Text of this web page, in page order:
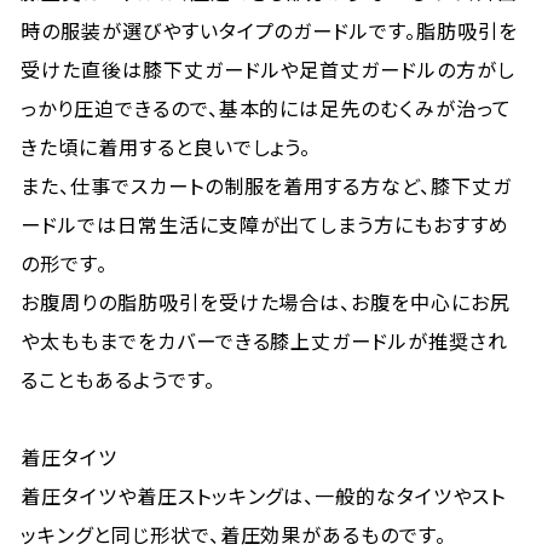
時の服装が選びやすいタイプのガードルです。脂肪吸引を
受けた直後は膝下丈ガードルや足首丈ガードルの方がし
っかり圧迫できるので、基本的には足先のむくみが治って
きた頃に着用すると良いでしょう。
また、仕事でスカートの制服を着用する方など、膝下丈ガ
ードルでは日常生活に支障が出てしまう方にもおすすめ
の形です。
お腹周りの脂肪吸引を受けた場合は、お腹を中心にお尻
や太ももまでをカバーできる膝上丈ガードルが推奨され
ることもあるようです。
着圧タイツ
着圧タイツや着圧ストッキングは、一般的なタイツやスト
ッキングと同じ形状で、着圧効果があるものです。